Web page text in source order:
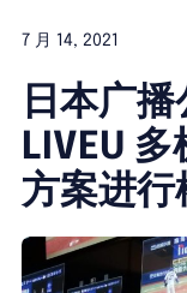
7 月 14, 2021
日本广播
LIVEU
方案进行